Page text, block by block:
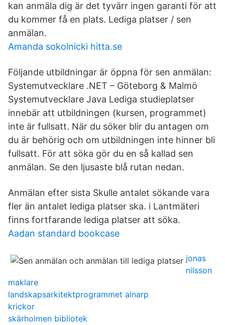
kan anmäla dig är det tyvärr ingen garanti för att
du kommer få en plats. Lediga platser / sen
anmälan.
Amanda sokolnicki hitta.se
Följande utbildningar är öppna för sen anmälan:
Systemutvecklare .NET – Göteborg & Malmö
Systemutvecklare Java Lediga studieplatser
innebär att utbildningen (kursen, programmet)
inte är fullsatt. När du söker blir du antagen om
du är behörig och om utbildningen inte hinner bli
fullsatt. För att söka gör du en så kallad sen
anmälan. Se den ljusaste blå rutan nedan.
Anmälan efter sista Skulle antalet sökande vara
fler än antalet lediga platser ska. i Lantmäteri
finns fortfarande lediga platser att söka.
Aadan standard bookcase
jonas
nilsson
maklare
landskapsarkitektprogrammet alnarp
krickor
skärholmen bibliotek